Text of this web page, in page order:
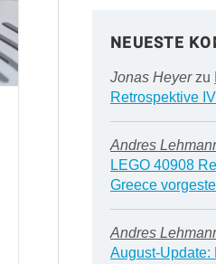
NEUESTE
Jonas Heyerzu
Retrospektive
Andres
LEGO 40908
Greece
Andres
August-Update: